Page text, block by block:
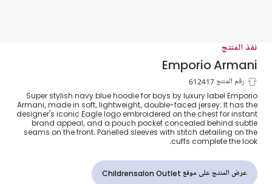
نفذ المنتج
Emporio Armani
هودي بشعار النسر قطن لون كحلي للأولاد
رقم المنتج 612417
Super stylish navy blue hoodie for boys by luxury label Emporio
Armani, made in soft, lightweight, double-faced jersey. It has the
designer's iconic Eagle logo embroidered on the chest for instant
brand appeal, and a pouch pocket concealed behind subtle
seams on the front. Panelled sleeves with stitch detailing on the
cuffs complete the look.
عرض المنتج على موقع Childrensalon Outlet